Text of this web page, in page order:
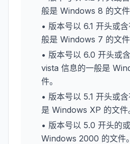
般是 Windows 8 的文件
• 版本号以 6.1 开头或
般是 Windows 7 的文件
• 版本号以 6.0 开头或
vista 信息的一般是
件。
• 版本号以 5.1 开头或
是 Windows XP 的文件
• 版本号以 5.0 开头的
Windows 2000 的文件。